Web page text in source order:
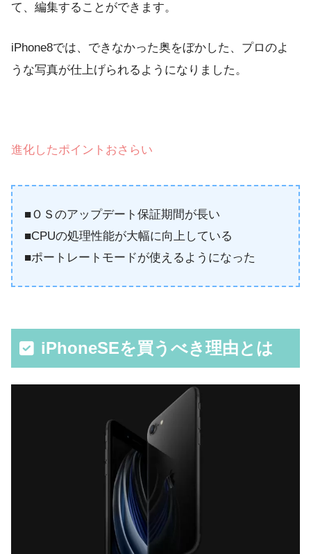
て、編集することができます。
iPhone8では、できなかった奥をぼかした、プロのよ
うな写真が仕上げられるようになりました。
進化したポイントおさらい
■ＯＳのアップデート保証期間が長い
■CPUの処理性能が大幅に向上している
■ポートレートモードが使えるようになった
iPhoneSEを買うべき理由とは